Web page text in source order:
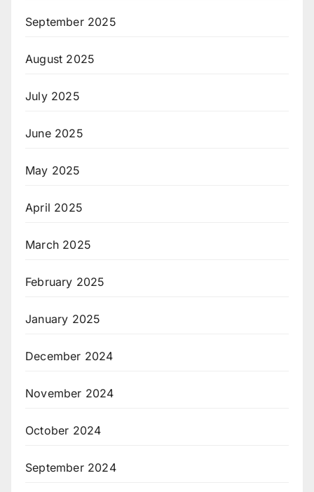
September 2025
August 2025
July 2025
June 2025
May 2025
April 2025
March 2025
February 2025
January 2025
December 2024
November 2024
October 2024
September 2024